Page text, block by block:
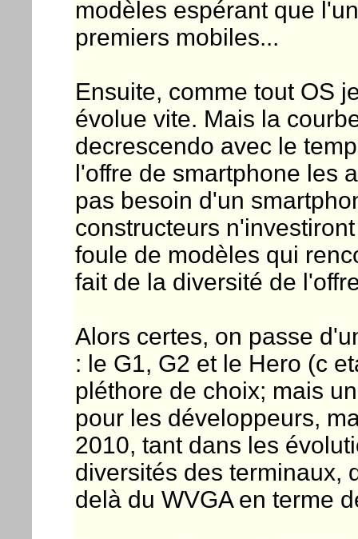
modèles espérant que
premiers mobiles...
Ensuite, comme tout OS
évolue vite. Mais la
decrescendo avec le
l'offre de smartphone les
pas besoin d'un
constructeurs
foule de modèles qui
fait de la diversité de
Alors certes, on passe
: le G1, G2 et le Hero (c
pléthore de choix; mais
pour les développeurs,
2010, tant dans les
diversités des terminaux,
delà du WVGA en terme